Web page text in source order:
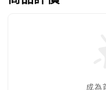
成為